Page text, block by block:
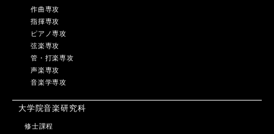
作曲専攻
指揮専攻
ピアノ専攻
弦楽専攻
管・打楽専攻
声楽専攻
音楽学専攻
大学院音楽研究科
修士課程